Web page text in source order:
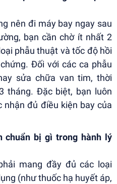
nên đi máy bay ngay sau
bạn cần chờ ít nhất 2
phẫu thuật và tốc độ hồi
Đối với các ca phẫu
sửa chữa van tim, thời
tháng. Đặc biệt, bạn luôn
đủ điều kiện bay của
chuẩn bị gì trong hành lý
mang đầy đủ các loại
(như thuốc hạ huyết áp,